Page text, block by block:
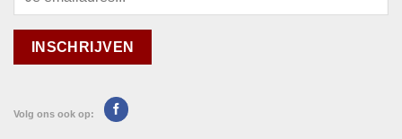
Volg ons ook op: